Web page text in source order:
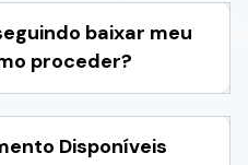
baixar meu
proceder?
Disponíveis